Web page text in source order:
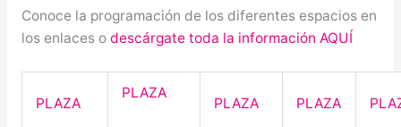
Conoce la programación de los diferentes espacios en
los enlaces odescárgate toda la información AQUÍ
PLAZA
PLAZA
PLAZA PLAZA